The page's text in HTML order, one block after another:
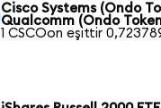
Cisco Systems (Ondo
Qualcomm (Ondo
1 CSCOon eşittir